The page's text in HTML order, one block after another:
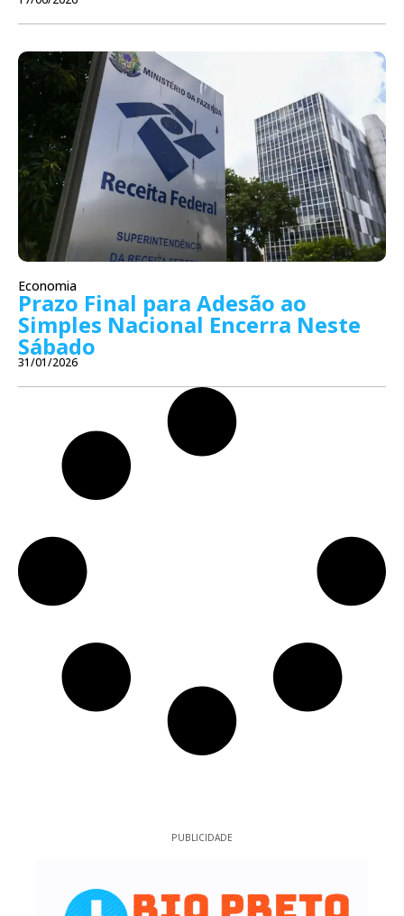
Economia
Prazo Final para Adesão ao
Simples Nacional Encerra Neste
Sábado
31/01/2026
PUBLICIDADE